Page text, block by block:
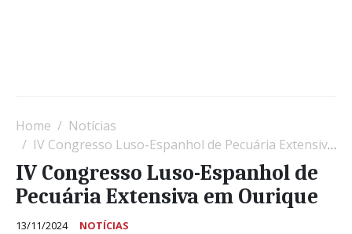
Home
Notícias
IV Congresso Luso-Espanhol de Pecuária Extensiva em Ourique
IV Congresso Luso-Espanhol de
Pecuária Extensiva em Ourique
13/11/2024 NOTÍCIAS